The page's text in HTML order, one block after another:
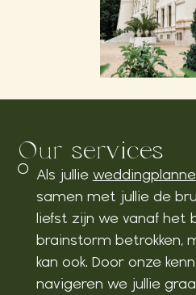
Our services
Als jullie
samen met jullie de
liefst zijn we vanaf het
brainstorm betrokken,
kan ook. Door onze
navigeren we jullie